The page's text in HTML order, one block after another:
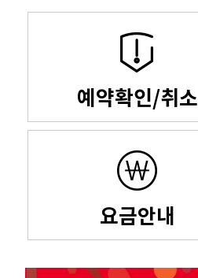
예약확인/취소
요금안내